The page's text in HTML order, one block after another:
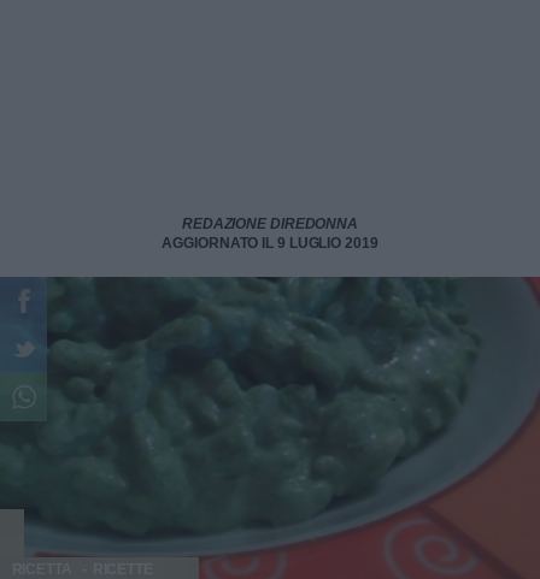
REDAZIONE DIREDONNA
AGGIORNATO IL 9 LUGLIO 2019
RICETTA